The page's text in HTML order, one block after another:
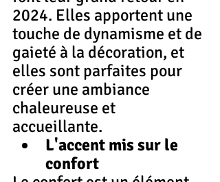
2024. Elles apportent une
touche de dynamisme et de
gaieté à la décoration, et
elles sont parfaites pour
créer une ambiance
chaleureuse et
accueillante.
L'accent mis sur le
confort